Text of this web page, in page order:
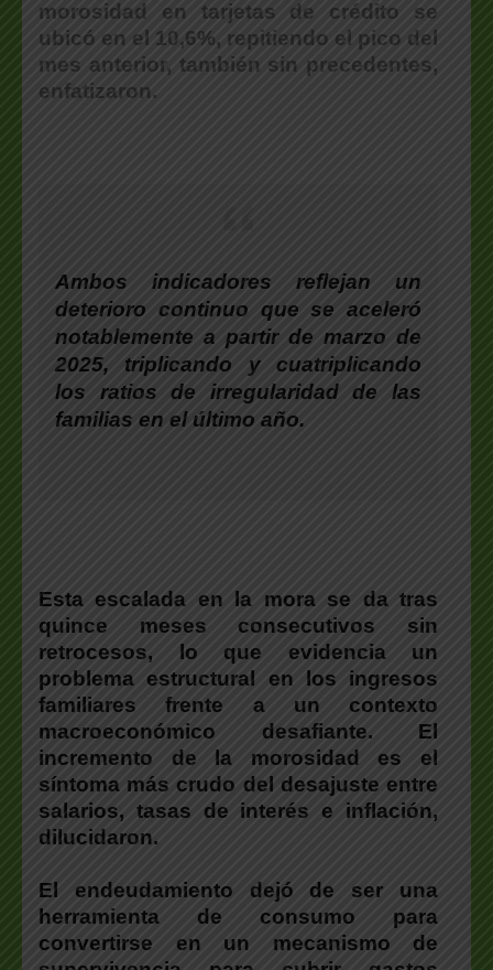
morosidad en tarjetas de crédito se
ubicó en el 10,6%, repitiendo el pico del
mes anterior, también sin precedentes,
enfatizaron.
Ambos indicadores reflejan un
deterioro continuo que se aceleró
notablemente a partir de marzo de
2025, triplicando y cuatriplicando
los ratios de irregularidad de las
familias en el último año.
Esta escalada en la mora se da tras
quince meses consecutivos sin
retrocesos, lo que evidencia un
problema estructural en los ingresos
familiares frente a un contexto
macroeconómico desafiante. El
incremento de la morosidad es el
síntoma más crudo del desajuste entre
salarios, tasas de interés e inflación,
dilucidaron.
El endeudamiento dejó de ser una
herramienta de consumo para
convertirse en un mecanismo de